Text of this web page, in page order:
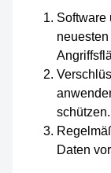
Software
schützen.
Daten